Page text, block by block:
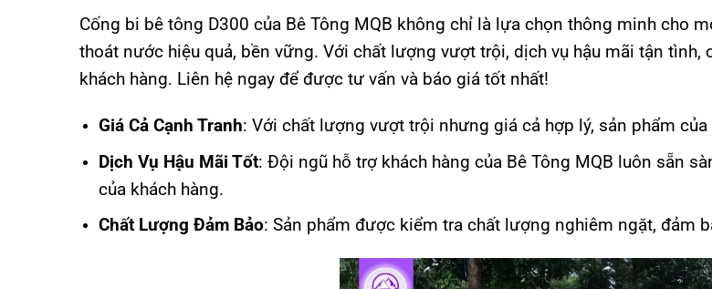
Cống bi bê tông D300 của Bê Tông MQB không chỉ là lựa chọn thông minh cho
thoát nước hiệu quả, bền vững. Với chất lượng vượt trội, dịch vụ hậu mãi tận
khách hàng. Liên hệ ngay để được tư vấn và báo giá tốt nhất!
Giá Cả Cạnh Tranh: Với chất lượng vượt trội nhưng giá cả hợp lý, sản phẩm
Dịch Vụ Hậu Mãi Tốt: Đội ngũ hỗ trợ khách hàng của Bê Tông MQB luôn sẵn
của khách hàng.
Chất Lượng Đảm Bảo: Sản phẩm được kiểm tra chất lượng nghiêm ngặt, đảm